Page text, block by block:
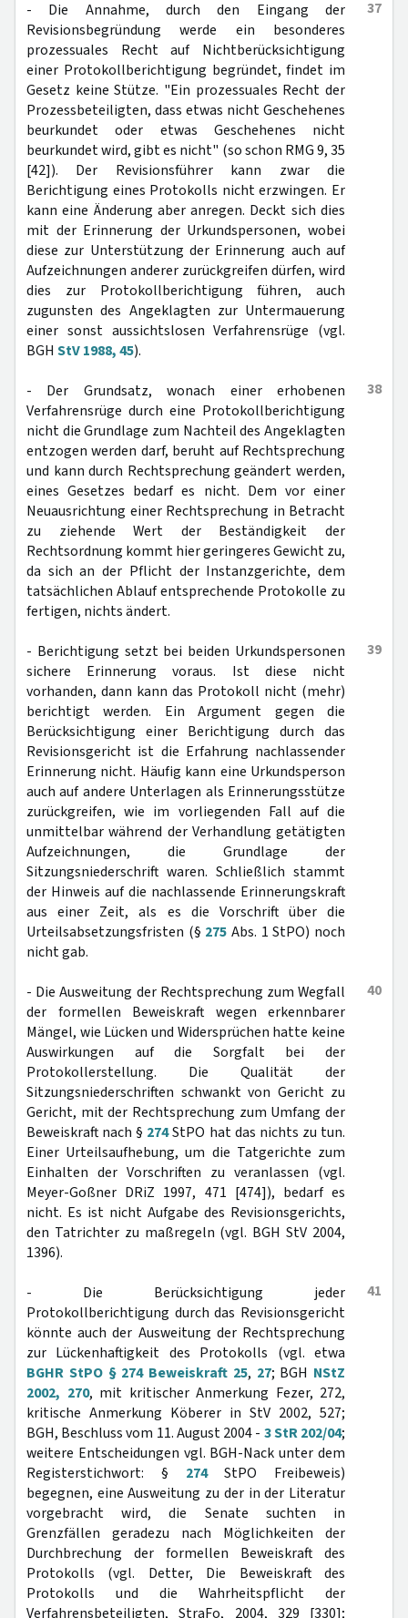
37
- Die Annahme, durch den Eingang der
Revisionsbegründung werde ein besonderes
prozessuales Recht auf Nichtberücksichtigung
einer Protokollberichtigung begründet, findet im
Gesetz keine Stütze. "Ein prozessuales Recht der
Prozessbeteiligten, dass etwas nicht Geschehenes
beurkundet oder etwas Geschehenes nicht
beurkundet wird, gibt es nicht" (so schon RMG 9, 35
[42]). Der Revisionsführer kann zwar die
Berichtigung eines Protokolls nicht erzwingen. Er
kann eine Änderung aber anregen. Deckt sich dies
mit der Erinnerung der Urkundspersonen, wobei
diese zur Unterstützung der Erinnerung auch auf
Aufzeichnungen anderer zurückgreifen dürfen, wird
dies zur Protokollberichtigung führen, auch
zugunsten des Angeklagten zur Untermauerung
einer sonst aussichtslosen Verfahrensrüge (vgl.
BGH StV 1988, 45).
38
- Der Grundsatz, wonach einer erhobenen
Verfahrensrüge durch eine Protokollberichtigung
nicht die Grundlage zum Nachteil des Angeklagten
entzogen werden darf, beruht auf Rechtsprechung
und kann durch Rechtsprechung geändert werden,
eines Gesetzes bedarf es nicht. Dem vor einer
Neuausrichtung einer Rechtsprechung in Betracht
zu ziehende Wert der Beständigkeit der
Rechtsordnung kommt hier geringeres Gewicht zu,
da sich an der Pflicht der Instanzgerichte, dem
tatsächlichen Ablauf entsprechende Protokolle zu
fertigen, nichts ändert.
39
- Berichtigung setzt bei beiden Urkundspersonen
sichere Erinnerung voraus. Ist diese nicht
vorhanden, dann kann das Protokoll nicht (mehr)
berichtigt werden. Ein Argument gegen die
Berücksichtigung einer Berichtigung durch das
Revisionsgericht ist die Erfahrung nachlassender
Erinnerung nicht. Häufig kann eine Urkundsperson
auch auf andere Unterlagen als Erinnerungsstütze
zurückgreifen, wie im vorliegenden Fall auf die
unmittelbar während der Verhandlung getätigten
Aufzeichnungen, die Grundlage der
Sitzungsniederschrift waren. Schließlich stammt
der Hinweis auf die nachlassende Erinnerungskraft
aus einer Zeit, als es die Vorschrift über die
Urteilsabsetzungsfristen (§ 275 Abs. 1 StPO) noch
nicht gab.
40
- Die Ausweitung der Rechtsprechung zum Wegfall
der formellen Beweiskraft wegen erkennbarer
Mängel, wie Lücken und Widersprüchen hatte keine
Auswirkungen auf die Sorgfalt bei der
Protokollerstellung. Die Qualität der
Sitzungsniederschriften schwankt von Gericht zu
Gericht, mit der Rechtsprechung zum Umfang der
Beweiskraft nach § 274StPO hat das nichts zu tun.
Einer Urteilsaufhebung, um die Tatgerichte zum
Einhalten der Vorschriften zu veranlassen (vgl.
Meyer-Goßner DRiZ 1997, 471 [474]), bedarf es
nicht. Es ist nicht Aufgabe des Revisionsgerichts,
den Tatrichter zu maßregeln (vgl. BGH StV 2004,
1396).
41
- Die Berücksichtigung jeder
Protokollberichtigung durch das Revisionsgericht
könnte auch der Ausweitung der Rechtsprechung
zur Lückenhaftigkeit des Protokolls (vgl. etwa
BGHR StPO § 274 Beweiskraft 25, 27; BGH NStZ
2002, 270, mit kritischer Anmerkung Fezer, 272,
kritische Anmerkung Köberer in StV 2002, 527;
BGH, Beschluss vom 11. August 2004 - 3 StR 202/04;
weitere Entscheidungen vgl. BGH-Nack unter dem
Registerstichwort: § 274StPO Freibeweis)
begegnen, eine Ausweitung zu der in der Literatur
vorgebracht wird, die Senate suchten in
Grenzfällen geradezu nach Möglichkeiten der
Durchbrechung der formellen Beweiskraft des
Protokolls (vgl. Detter, Die Beweiskraft des
Protokolls und die Wahrheitspflicht der
Verfahrensbeteiligten, StraFo, 2004, 329 [330];